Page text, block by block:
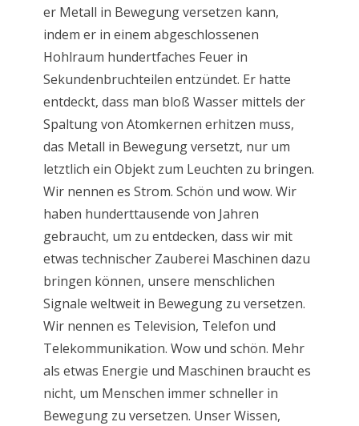
er Metall in Bewegung versetzen kann,
indem er in einem abgeschlossenen
Hohlraum hundertfaches Feuer in
Sekundenbruchteilen entzündet. Er hatte
entdeckt, dass man bloß Wasser mittels der
Spaltung von Atomkernen erhitzen muss,
das Metall in Bewegung versetzt, nur um
letztlich ein Objekt zum Leuchten zu bringen.
Wir nennen es Strom. Schön und wow. Wir
haben hunderttausende von Jahren
gebraucht, um zu entdecken, dass wir mit
etwas technischer Zauberei Maschinen dazu
bringen können, unsere menschlichen
Signale weltweit in Bewegung zu versetzen.
Wir nennen es Television, Telefon und
Telekommunikation. Wow und schön. Mehr
als etwas Energie und Maschinen braucht es
nicht, um Menschen immer schneller in
Bewegung zu versetzen. Unser Wissen,